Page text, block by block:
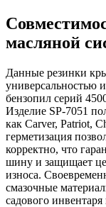
масляной
Данные резинки
универсальностью
бензопил серий
Изделие SP-7051
как Carver, Patriot,
герметизация
корректно, что
шину и защищает
износа.
смазочные
садового